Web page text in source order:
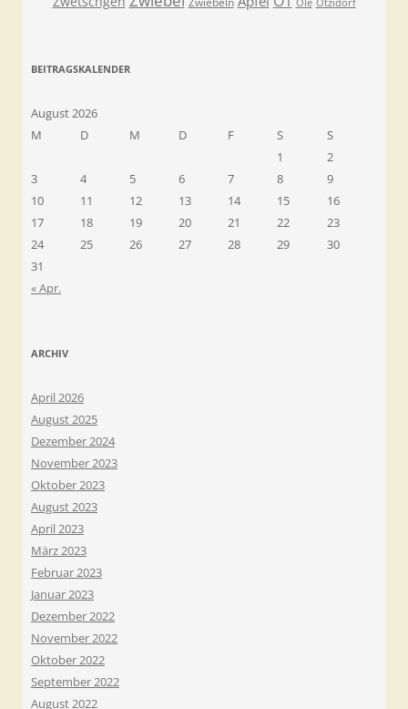
Öle Ötzidorf
BEITRAGSKALENDER
August 2026
M
D M D F S
S
1
2
3
4 5 6 7 8
9
10
11 12 13 14 15
16
17
18 19 20 21 22
23
24
25 26 27 28 29
30
31
« Apr.
ARCHIV
April 2026
August 2025
Dezember 2024
November 2023
Oktober 2023
August 2023
April 2023
März 2023
Februar 2023
Januar 2023
Dezember 2022
November 2022
Oktober 2022
September 2022
August 2022